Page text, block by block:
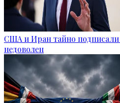
США и Иран тайно
недоволен